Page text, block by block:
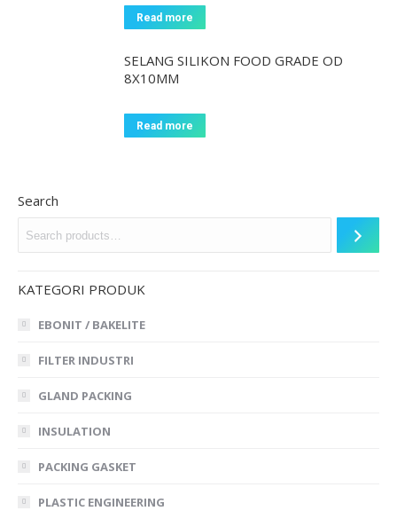
Read more
SELANG SILIKON FOOD GRADE OD
8X10MM
Read more
Search
KATEGORI PRODUK
EBONIT / BAKELITE
FILTER INDUSTRI
GLAND PACKING
INSULATION
PACKING GASKET
PLASTIC ENGINEERING